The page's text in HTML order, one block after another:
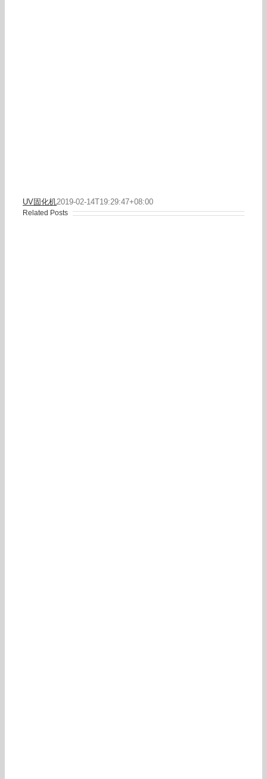
UV固化机2019-02-14T19:29:47+08:00
Related Posts